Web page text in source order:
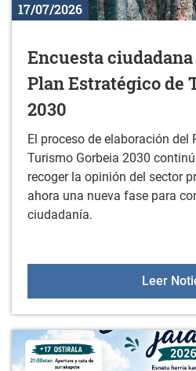
17/07/2026
Encuesta
Plan Estratégico de
2030
El proceso de elaboración del
Turismo Gorbeia 2030
recoger la opinión del sector
ahora una nueva fase para
ciudadanía.
Leer